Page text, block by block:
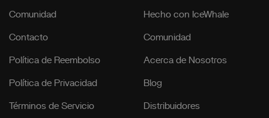
Comunidad
Contacto
Política de Reembolso
Política de Privacidad
Términos de Servicio
Hecho con IceWhale
Comunidad
Acerca de Nosotros
Blog
Distribuidores